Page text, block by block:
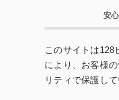
安
このサイトは128
により、お客様
リティで保護して